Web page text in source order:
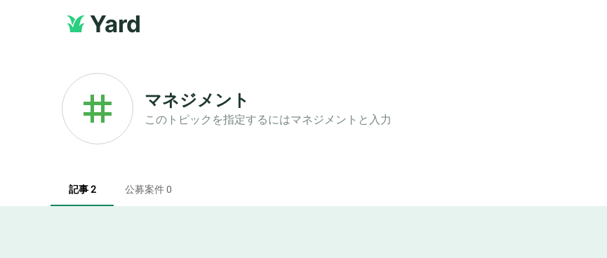
Yard
マネジメント
このトピックを指定するにはマネジメント と入力
記事 2 公募案件 0